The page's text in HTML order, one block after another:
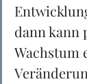
dann kann
Wachstum